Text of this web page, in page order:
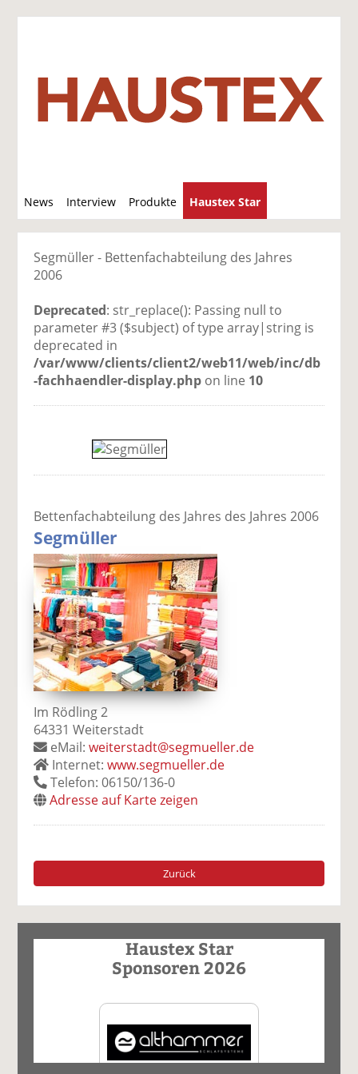
News Interview Produkte Haustex Star
u
c
Segmüller - Bettenfachabteilung des Jahres
2006
Deprecated: str_replace(): Passing null to
parameter #3 ($subject) of type array|string is
deprecated in
/var/www/clients/client2/web11/web/inc/db
-fachhaendler-display.php on line 10
Bettenfachabteilung des Jahres des Jahres 2006
Segmüller
Im Rödling 2
64331 Weiterstadt
eMail:weiterstadt@segmueller.de
Internet:www.segmueller.de
Telefon: 06150/136-0
Adresse auf Karte zeigen
Zurück